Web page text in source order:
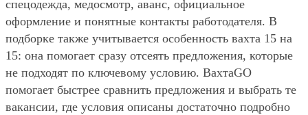
спецодежда, медосмотр, аванс, официальное
оформление и понятные контакты работодателя. В
подборке также учитывается особенность вахта 15 на
15: она помогает сразу отсеять предложения, которые
не подходят по ключевому условию. ВахтаGO
помогает быстрее сравнить предложения и выбрать те
вакансии, где условия описаны достаточно подробно